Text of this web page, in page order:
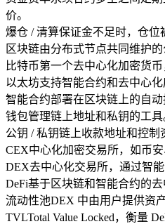
价。
爆仓 / 清算保证金不足时，仓位
区块链由分布式节点共同维护的
比特币第一个去中心化加密货
以太坊支持智能合约和去中心化
智能合约部署在区块链上的自动
钱包管理链上地址和私钥的工具
公钥 / 私钥链上收款地址和控制
CEX中心化加密交易所，如币安
DEX去中心化交易所，通过智
DeFi基于区块链和智能合约的去
流动性池DEX 中由用户提供资
TVLTotal Value Locked，衡量